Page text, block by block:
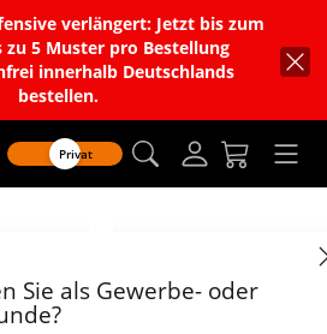
verlängert: Jetzt bis zum
zu 5 Muster pro Bestellung
innerhalb Deutschlands
bestellen.
Privat
Sie als Gewerbe- oder